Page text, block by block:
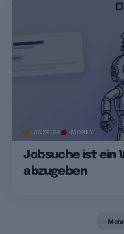
ANZEIGE MONEY
Jobsuche ist ein
abzugeben